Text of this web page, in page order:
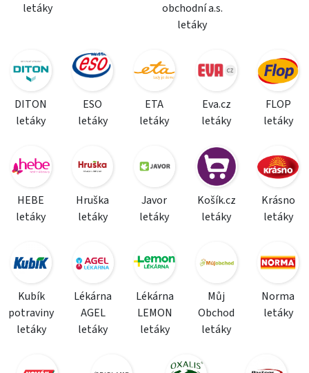
letáky
obchodní a.s.
letáky
DITON
letáky
ESO
letáky
ETA
letáky
Eva.cz
letáky
FLOP
letáky
HEBE
letáky
Hruška
letáky
Javor
letáky
Košík.cz
letáky
Krásno
letáky
Kubík
potraviny
letáky
Lékárna
AGEL
letáky
Lékárna
LEMON
letáky
Můj
Obchod
letáky
Norma
letáky